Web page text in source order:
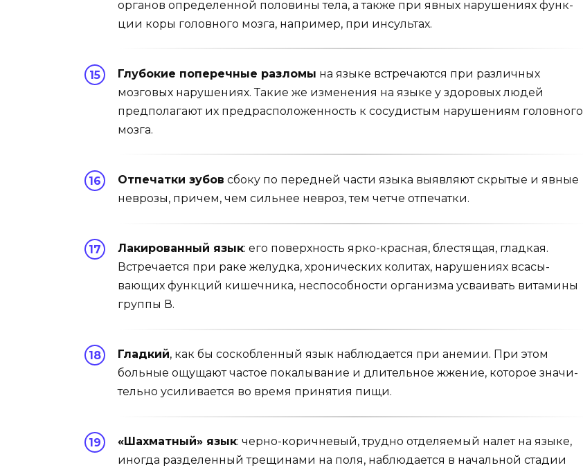
органов определенной половины тела, а также при явных нарушениях функ­
ции коры головного мозга, например, при инсультах.
Глубокие поперечные разломы на языке встре­чаются при различных
мозговых нарушениях. Такие же изменения на языке у здоровых людей
предпола­гают их предрасположенность к сосудистым нару­шениям головного
мозга.
Отпечатки зубов сбоку по передней части языка выявляют скрытые и явные
неврозы, причем, чем сильнее невроз, тем четче отпечатки.
Лакированный язык: его поверхность ярко-красная, блестящая, гладкая.
Встречается при раке желудка, хронических колитах, нарушениях всасы­
вающих функций кишечника, неспособности орга­низма усваивать витамины
группы В.
Гладкий, как бы соскобленный язык наблюдает­ся при анемии. При этом
больные ощущают частое покалывание и длительное жжение, которое значи­
тельно усиливается во время принятия пищи.
«Шахматный» язык: черно-коричневый, трудно отделяемый налет на языке,
иногда разделенный трещинами на поля, наблюдается в начальной ста­дии